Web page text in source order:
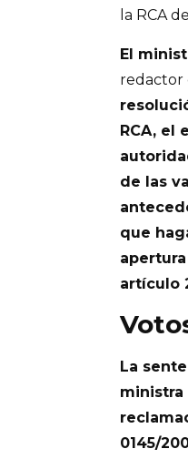
la RCA
El
redactor
RCA, el
de las
que
artículo
La
ministra
0145/